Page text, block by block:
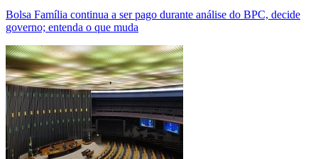
Bolsa Família continua a ser pago durante análise do BPC, decide
governo; entenda o que muda